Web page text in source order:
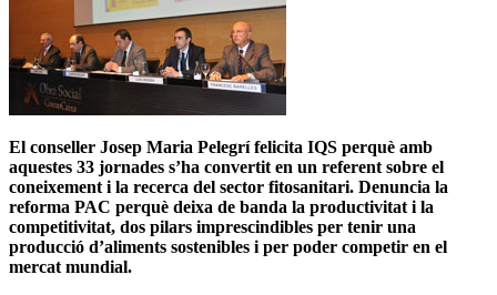
El conseller Josep Maria Pelegrí felicita IQS perquè amb
aquestes 33 jornades s’ha convertit en un referent sobre el
coneixement i la recerca del sector fitosanitari. Denuncia la
reforma PAC perquè deixa de banda la productivitat i la
competitivitat, dos pilars imprescindibles per tenir una
producció d’aliments sostenibles i per poder competir en el
mercat mundial.